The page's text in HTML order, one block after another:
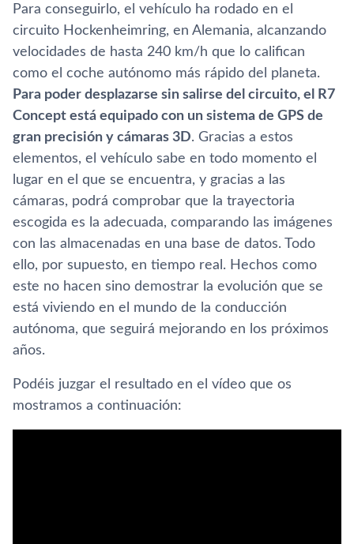
Para conseguirlo, el vehí­culo ha rodado en el
circuito Hockenheimring, en Alemania, alcanzando
velocidades de hasta 240 km/h que lo califican
como el coche autónomo más rápido del planeta.
Para poder desplazarse sin salirse del circuito, el R7
Concept está equipado con un sistema de GPS de
gran precisión y cámaras 3D. Gracias a estos
elementos, el vehí­culo sabe en todo momento el
lugar en el que se encuentra, y gracias a las
cámaras, podrá comprobar que la trayectoria
escogida es la adecuada, comparando las imágenes
con las almacenadas en una base de datos. Todo
ello, por supuesto, en tiempo real. Hechos como
este no hacen sino demostrar la evolución que se
está viviendo en el mundo de la conducción
autónoma, que seguirá mejorando en los próximos
años.
Podéis juzgar el resultado en el ví­deo que os
mostramos a continuación: